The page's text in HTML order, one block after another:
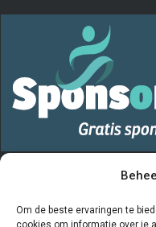
Om de beste ervaringen te
cookies om informatie over je
De “Vrienden van” registratie